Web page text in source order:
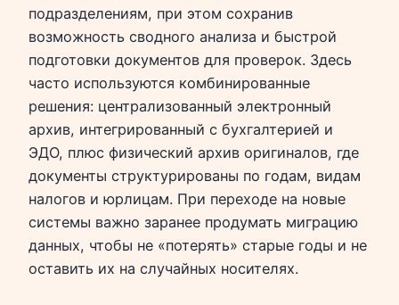
подразделениям, при этом сохранив
возможность сводного анализа и быстрой
подготовки документов для проверок. Здесь
часто используются комбинированные
решения: централизованный электронный
архив, интегрированный с бухгалтерией и
ЭДО, плюс физический архив оригиналов, где
документы структурированы по годам, видам
налогов и юрлицам. При переходе на новые
системы важно заранее продумать миграцию
данных, чтобы не «потерять» старые годы и не
оставить их на случайных носителях.